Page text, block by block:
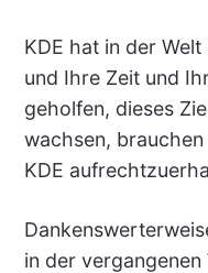
KDE hat in der
und Ihre Zeit und
geholfen, dieses
wachsen,
KDE
in der